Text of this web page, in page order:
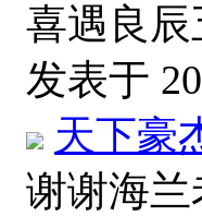
喜遇良
发表于
天下豪
谢谢海